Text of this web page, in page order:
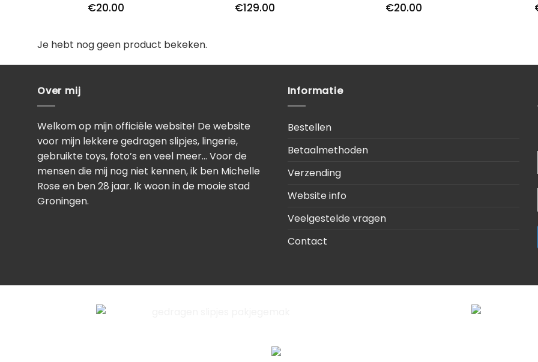
€20.00 €129.00 €20.00
Je hebt nog geen product bekeken.
Over mij
Welkom op mijn officiële website! De website
voor mijn lekkere gedragen slipjes, lingerie,
gebruikte toys, foto’s en veel meer… Voor de
mensen die mij nog niet kennen, ik ben Michelle
Rose en ben 28 jaar. Ik woon in de mooie stad
Groningen.
Informatie
Bestellen
Betaalmethoden
Verzending
Website info
Veelgestelde vragen
Contact